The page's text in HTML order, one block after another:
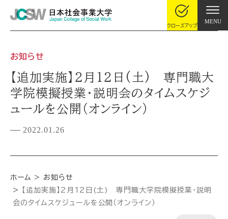
クローズアップ
MENU
お知らせ
【追加実施】2月12日(土) 専門職大
学院模擬授業・説明会のタイムスケジ
ュールを公開（オンライン）
2022.01.26
ホーム
お知らせ
【追加実施】2月12日(土) 専門職大学院模擬授業・説明
会のタイムスケジュールを公開（オンライン）